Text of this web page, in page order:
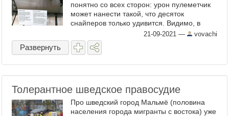
понятно со всех сторон: урон пулеметчик
может нанести такой, что десяток
снайперов только удивится. Видимо, в
понимании этого британская империя
выпускала вполне промышленные ...
21-09-2021 — vovachi
Развернуть
Толерантное шведское правосудие
Про шведский город Мальмё (половина
населения города мигранты с востока) уже